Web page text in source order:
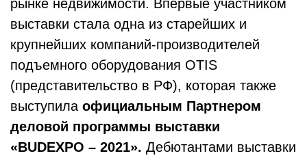
рынке недвижимости. Впервые участником
выставки стала одна из старейших и
крупнейших компаний-производителей
подъемного оборудования OTIS
(представительство в РФ), которая также
выступила официальным Партнером
деловой программы выставки
«BUDEXPO – 2021». Дебютантами выставки